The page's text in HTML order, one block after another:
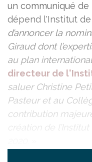
un communiqué
dépend l'Institut de
d’annoncer la
Giraud dont
au plan
directeur de
saluer Christine
Pasteur et au
contribution
création de